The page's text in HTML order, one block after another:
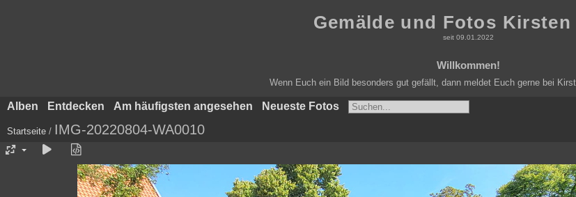
Gemälde und Fotos Kirsten
seit 09.01.2022
Willkommen!
Wenn Euch ein Bild besonders gut gefällt, dann meldet Euch gerne bei
Alben Entdecken Am häufigsten angesehen Neueste Fotos
Startseite / IMG-20220804-WA0010